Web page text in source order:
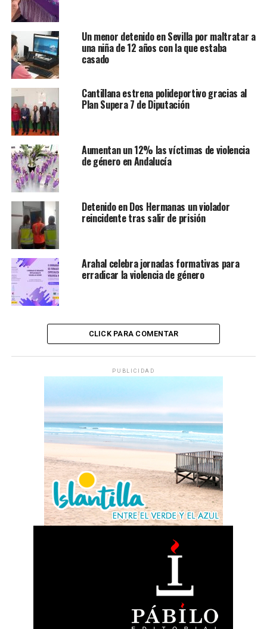
Un menor detenido en Sevilla por maltratar a
una niña de 12 años con la que estaba
casado
Cantillana estrena polideportivo gracias al
Plan Supera 7 de Diputación
Aumentan un 12% las víctimas de violencia
de género en Andalucía
Detenido en Dos Hermanas un violador
reincidente tras salir de prisión
Arahal celebra jornadas formativas para
erradicar la violencia de género
CLICK PARA COMENTAR
PUBLICIDAD